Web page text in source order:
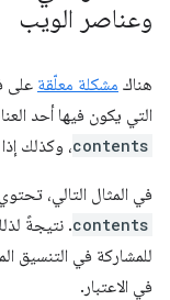
وعناصر الويب
هناك مشكلة معلّقة
التي يكون فيها أحد
contents، وكذلك
في المثال التالي،
contents. نتيجةً
للمشاركة في التنسيق
في الاعتبار.